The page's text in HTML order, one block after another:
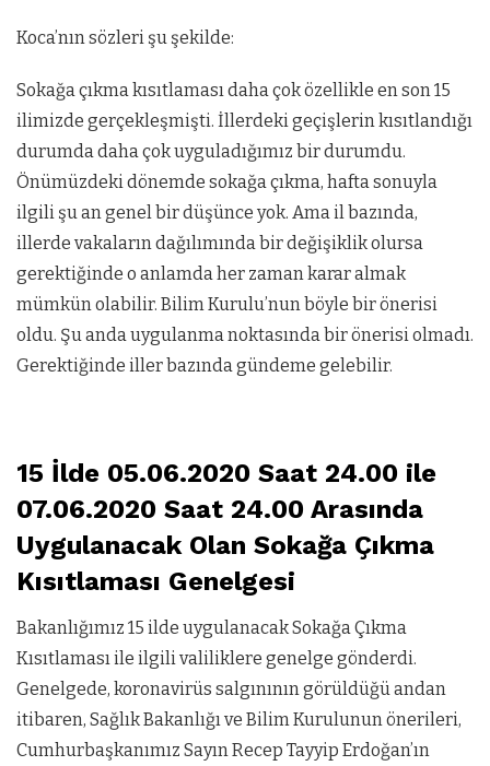
Koca’nın sözleri şu şekilde:
Sokağa çıkma kısıtlaması daha çok özellikle en son 15
ilimizde gerçekleşmişti. İllerdeki geçişlerin kısıtlandığı
durumda daha çok uyguladığımız bir durumdu.
Önümüzdeki dönemde sokağa çıkma, hafta sonuyla
ilgili şu an genel bir düşünce yok. Ama il bazında,
illerde vakaların dağılımında bir değişiklik olursa
gerektiğinde o anlamda her zaman karar almak
mümkün olabilir. Bilim Kurulu’nun böyle bir önerisi
oldu. Şu anda uygulanma noktasında bir önerisi olmadı.
Gerektiğinde iller bazında gündeme gelebilir.
15 İlde 05.06.2020 Saat 24.00 ile
07.06.2020 Saat 24.00 Arasında
Uygulanacak Olan Sokağa Çıkma
Kısıtlaması Genelgesi
Bakanlığımız 15 ilde uygulanacak Sokağa Çıkma
Kısıtlaması ile ilgili valiliklere genelge gönderdi.
Genelgede, koronavirüs salgınının görüldüğü andan
itibaren, Sağlık Bakanlığı ve Bilim Kurulunun önerileri,
Cumhurbaşkanımız Sayın Recep Tayyip Erdoğan’ın